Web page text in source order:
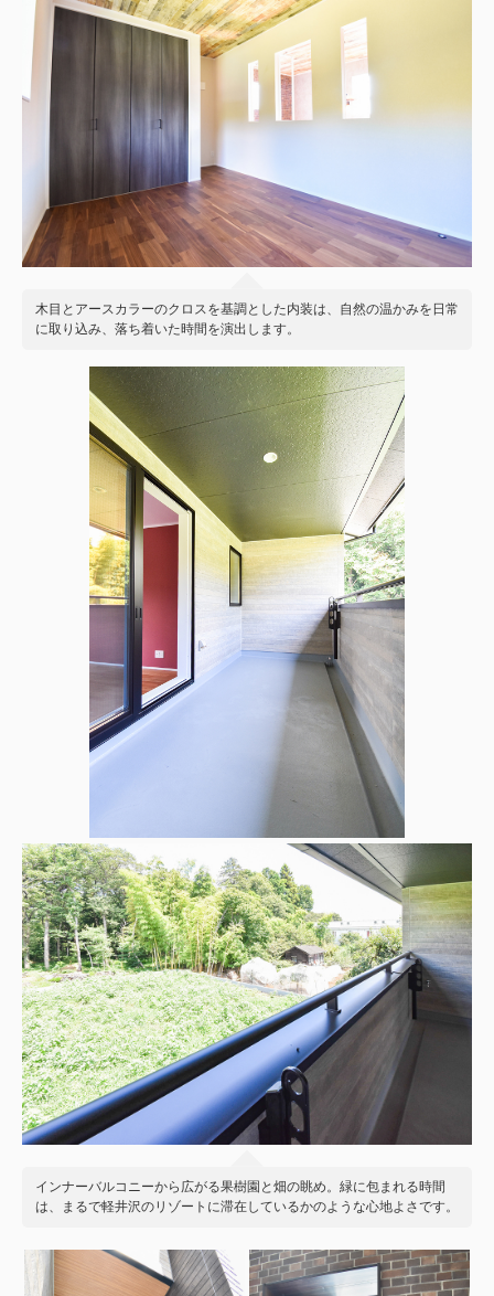
木目とアースカラーのクロスを基調とした内装は、自然の温かみを日常
に取り込み、落ち着いた時間を演出します。
インナーバルコニーから広がる果樹園と畑の眺め。緑に包まれる時間
は、まるで軽井沢のリゾートに滞在しているかのような心地よさです。